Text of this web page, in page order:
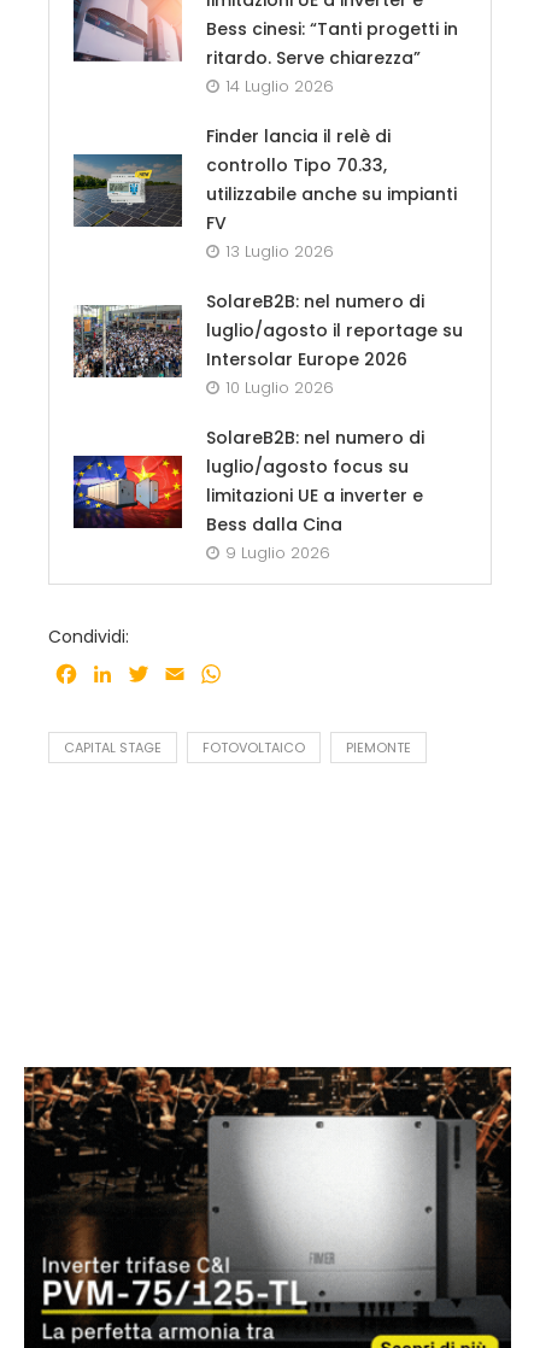
Bess cinesi: “Tanti progetti in
ritardo. Serve chiarezza”
14 Luglio 2026
Finder lancia il relè di
controllo Tipo 70.33,
utilizzabile anche su impianti
FV
13 Luglio 2026
SolareB2B: nel numero di
luglio/agosto il reportage su
Intersolar Europe 2026
10 Luglio 2026
SolareB2B: nel numero di
luglio/agosto focus su
limitazioni UE a inverter e
Bess dalla Cina
9 Luglio 2026
Condividi:
Facebook
LinkedInTwitter
Email
CAPITAL STAGE FOTOVOLTAICO PIEMONTE